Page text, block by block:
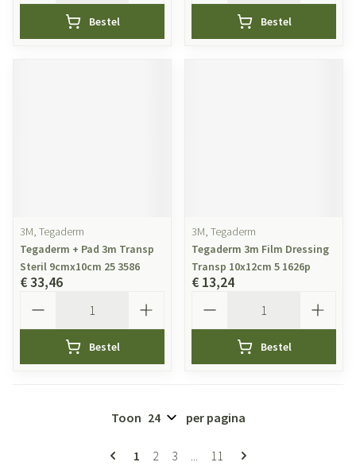
Bestel Bestel
3M, Tegaderm
Tegaderm + Pad 3m Transp
Steril 9cmx10cm 25 3586
€ 33,46
Bestel
3M, Tegaderm
Tegaderm 3m Film Dressing
Transp 10x12cm 5 1626p
€ 13,24
Bestel
Pagina's
U lees momenteel pagina
1 Pagina
2 Pagina
3 ... Pagina
11
Toon per pagina